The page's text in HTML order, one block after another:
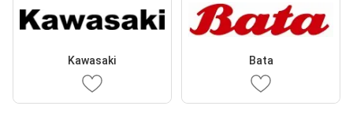
Kawasaki Bata